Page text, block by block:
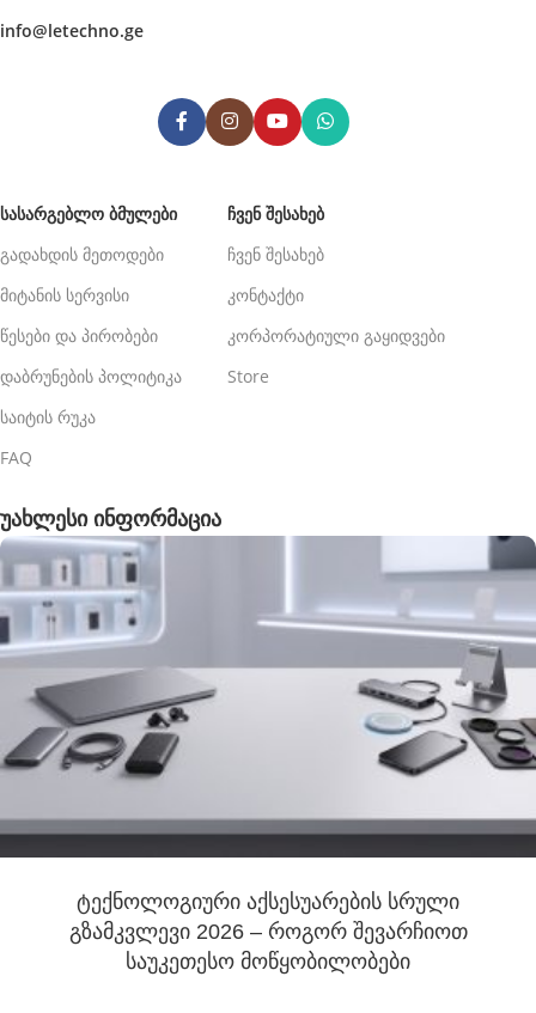
info@letechno.ge
ᲡᲐᲡᲐᲠᲒᲔᲑᲚᲝ ᲑᲛᲣᲚᲔᲑᲘ
გადახდის მეთოდები
მიტანის სერვისი
წესები და პირობები
დაბრუნების პოლიტიკა
საიტის რუკა
FAQ
ᲩᲕᲔᲜ ᲨᲔᲡᲐᲮᲔᲑ
ჩვენ შესახებ
კონტაქტი
კორპორატიული გაყიდვები
Store
უახლესი ინფორმაცია
ტექნოლოგიური აქსესუარების სრული
გზამკვლევი 2026 – როგორ შევარჩიოთ
საუკეთესო მოწყობილობები